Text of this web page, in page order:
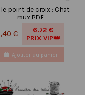
point de croix : Chat
roux PDF
€
6.72 €
PRIX VIP👑
Ajouter au panier